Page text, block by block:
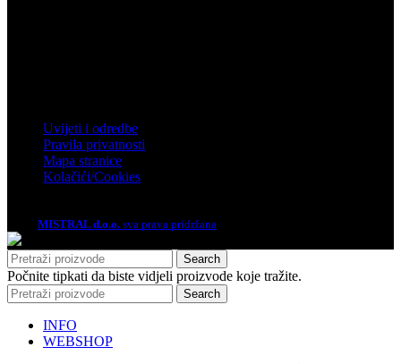
Uvijeti i odredbe
Pravila privatnosti
Mapa stranice
Kolačići/Cookies
MISTRAL d.o.o. sva prava pridržana
Search
Počnite tipkati da biste vidjeli proizvode koje tražite.
Search
INFO
WEBSHOP